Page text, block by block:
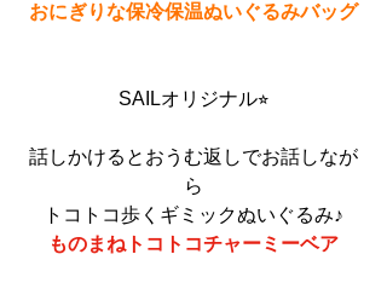
おにぎりな保冷保温ぬいぐるみバッグ
SAILオリジナル⭐︎
話しかけるとおうむ返しでお話しなが
ら
トコトコ歩くギミックぬいぐるみ♪
ものまねトコトコチャーミーベア